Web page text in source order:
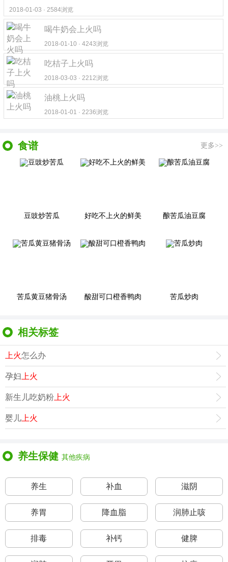
2018-01-03 · 2584浏览
喝牛奶会上火吗
2018-01-10 · 4243浏览
吃桔子上火吗
2018-03-03 · 2212浏览
油桃上火吗
2018-01-01 · 2236浏览
食谱 更多>>
豆豉炒苦瓜 好吃不上火的鲜美 酿苦瓜油豆腐
苦瓜黄豆猪骨汤 酸甜可口橙香鸭肉 苦瓜炒肉
相关标签
上火怎么办
孕妇 上火
新生儿吃奶粉 上火
婴儿 上火
养生保健 其他疾病
养生 补血 滋阴
养胃 降血脂 润肺止咳
排毒 补钙 健脾